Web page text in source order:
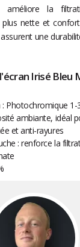
améliore la
nette et
une
Irisé Bleu
Photochromique 1-
ambiante, idéal
et anti-rayures
: renforce la